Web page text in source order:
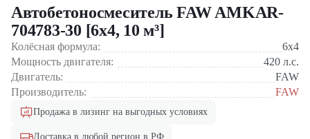
Автобетоносмеситель FAW AMKAR-
704783-30 [6x4, 10 м³]
Колёсная формула:
6x4
Мощность двигателя:
420 л.с.
Двигатель:
FAW
Производитель:
FAW
Продажа в лизинг на выгодных условиях
Доставка в любой регион в РФ